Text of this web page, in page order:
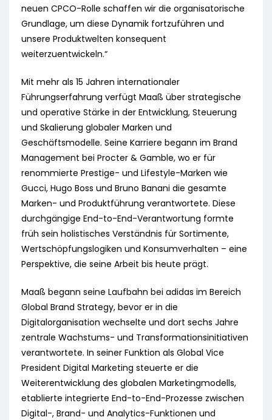
neuen CPCO-Rolle schaffen wir die organisatorische
Grundlage, um diese Dynamik fortzuführen und
unsere Produktwelten konsequent
weiterzuentwickeln.“
Mit mehr als 15 Jahren internationaler
Führungserfahrung verfügt Maaß über strategische
und operative Stärke in der Entwicklung, Steuerung
und Skalierung globaler Marken und
Geschäftsmodelle. Seine Karriere begann im Brand
Management bei Procter & Gamble, wo er für
renommierte Prestige- und Lifestyle-Marken wie
Gucci, Hugo Boss und Bruno Banani die gesamte
Marken- und Produktführung verantwortete. Diese
durchgängige End-to-End-Verantwortung formte
früh sein holistisches Verständnis für Sortimente,
Wertschöpfungslogiken und Konsumverhalten – eine
Perspektive, die seine Arbeit bis heute prägt.
Maaß begann seine Laufbahn bei adidas im Bereich
Global Brand Strategy, bevor er in die
Digitalorganisation wechselte und dort sechs Jahre
zentrale Wachstums- und Transformationsinitiativen
verantwortete. In seiner Funktion als Global Vice
President Digital Marketing steuerte er die
Weiterentwicklung des globalen Marketingmodells,
etablierte integrierte End-to-End-Prozesse zwischen
Digital-, Brand- und Analytics-Funktionen und